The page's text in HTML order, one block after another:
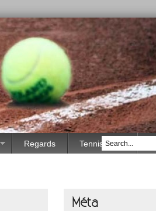
Regards Tennis Race
Méta